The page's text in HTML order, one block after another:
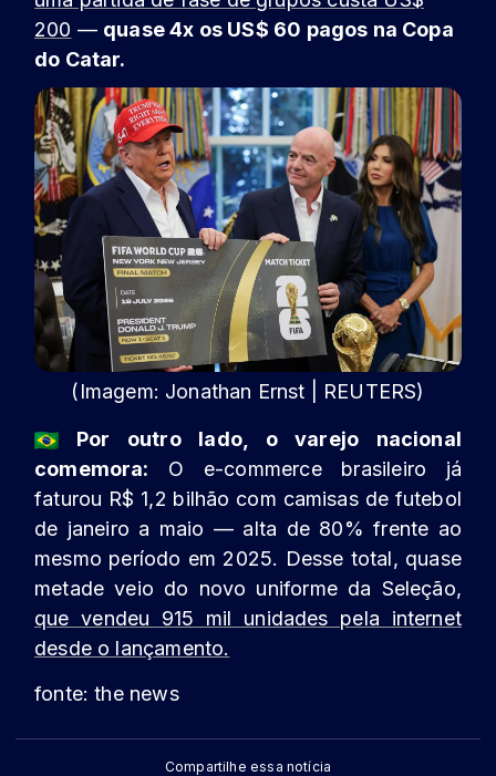
200 — quase 4x os US$ 60 pagos na Copa
do Catar.
(Imagem: Jonathan Ernst | REUTERS)
Por outro lado, o varejo nacional
comemora: O e-commerce brasileiro já
faturou R$ 1,2 bilhão com camisas de futebol
de janeiro a maio — alta de 80% frente ao
mesmo período em 2025. Desse total, quase
metade veio do novo uniforme da Seleção,
que vendeu 915 mil unidades pela internet
desde o lançamento.
fonte: the news
Compartilhe essa notícia